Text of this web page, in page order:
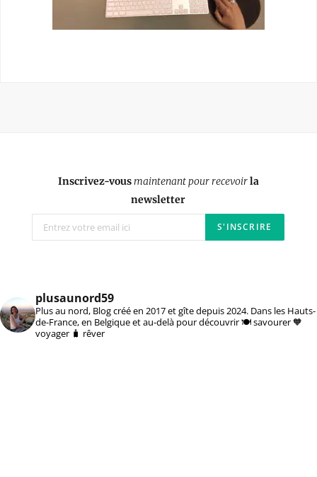
Inscrivez-vousmaintenant pour recevoirla
newsletter
plusaunord59
Plus au nord, Blog créé en 2017 et gîte depuis 2024. Dans les Hauts-
de-France, en Belgique et au-delà pour découvrir 🍽️ savourer 🧡
voyager 🧳 rêver